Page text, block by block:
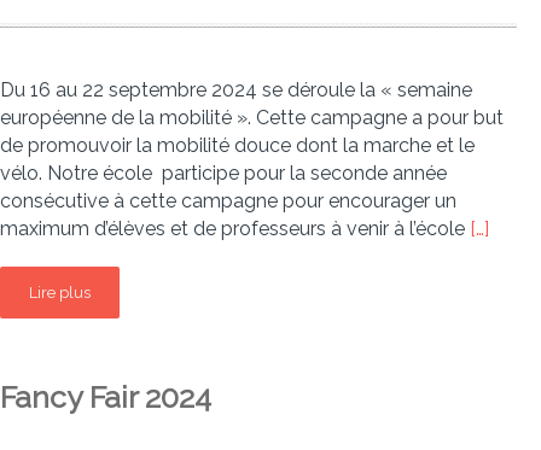
Du 16 au 22 septembre 2024 se déroule la « semaine
européenne de la mobilité ». Cette campagne a pour but
de promouvoir la mobilité douce dont la marche et le
vélo. Notre école participe pour la seconde année
consécutive à cette campagne pour encourager un
maximum d’élèves et de professeurs à venir à l’école […]
Lire plus
Fancy Fair 2024